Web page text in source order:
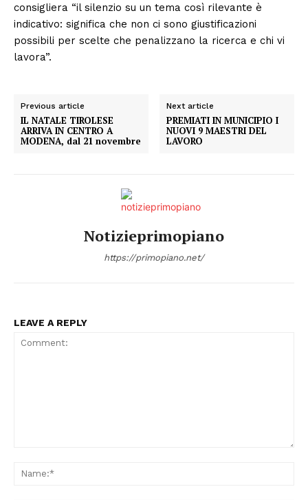
Condividi
Esclusive
consigliera “il silenzio su un tema così rilevante è
indicativo: significa che non ci sono giustificazioni
possibili per scelte che penalizzano la ricerca e chi vi
lavora”.
Previous article
IL NATALE TIROLESE
ARRIVA IN CENTRO A
MODENA, dal 21 novembre
Next article
PREMIATI IN MUNICIPIO I
NUOVI 9 MAESTRI DEL
LAVORO
Notizieprimopiano
https://primopiano.net/
LEAVE A REPLY